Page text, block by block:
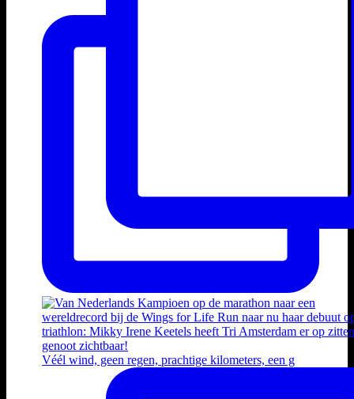
Véél wind, geen regen, prachtige kilometers, een g